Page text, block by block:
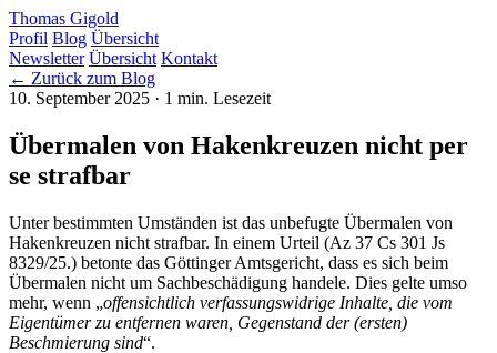
Thomas Gigold
Profil Blog Übersicht
Newsletter Übersicht Kontakt
← Zurück zum Blog
10. September 2025 · 1 min. Lesezeit
Übermalen von Hakenkreuzen nicht per
se strafbar
Unter bestimmten Umständen ist das unbefugte Übermalen von
Hakenkreuzen nicht strafbar. In einem Urteil (Az 37 Cs 301 Js
8329/25.) betonte das Göttinger Amtsgericht, dass es sich beim
Übermalen nicht um Sachbeschädigung handele. Dies gelte umso
mehr, wenn „offensichtlich verfassungswidrige Inhalte, die vom
Eigentümer zu entfernen waren, Gegenstand der (ersten)
Beschmierung sind“.